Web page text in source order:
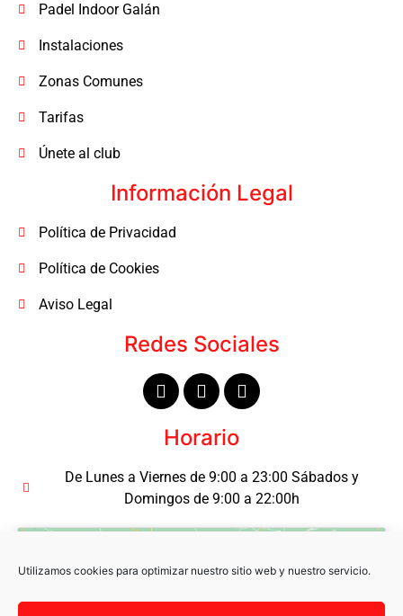
Utilizamos cookies para optimizar nuestro sitio web y nuestro servicio.
Padel Indoor Galán
Instalaciones
Zonas Comunes
Tarifas
Únete al club
Información Legal
Política de Privacidad
Política de Cookies
Aviso Legal
Redes Sociales
Horario
De Lunes a Viernes de 9:00 a 23:00 Sábados y
Domingos de 9:00 a 22:00h